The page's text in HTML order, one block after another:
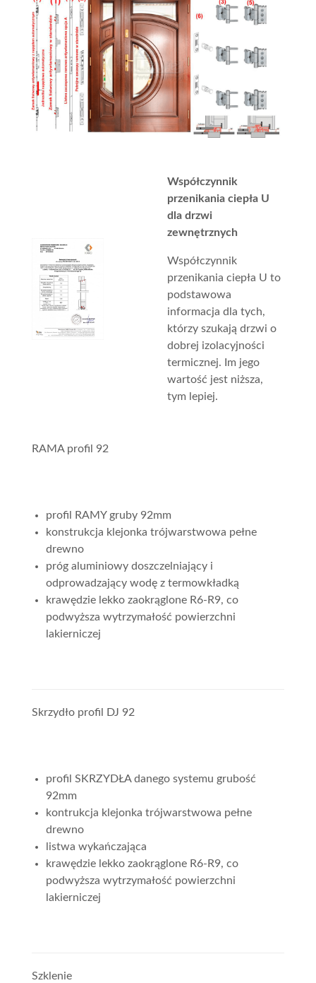
Współczynnik
przenikania ciepła U
dla drzwi
zewnętrznych
Współczynnik
przenikania ciepła U to
podstawowa
informacja dla tych,
którzy szukają drzwi o
dobrej izolacyjności
termicznej. Im jego
wartość jest niższa,
tym lepiej.
RAMA profil 92
profil RAMY gruby 92mm
konstrukcja klejonka trójwarstwowa pełne
drewno
próg aluminiowy doszczelniający i
odprowadzający wodę z termowkładką
krawędzie lekko zaokrąglone R6-R9, co
podwyższa wytrzymałość powierzchni
lakierniczej
Skrzydło profil DJ 92
profil SKRZYDŁA danego systemu grubość
92mm
kontrukcja klejonka trójwarstwowa pełne
drewno
listwa wykańczająca
krawędzie lekko zaokrąglone R6-R9, co
podwyższa wytrzymałość powierzchni
lakierniczej
Szklenie